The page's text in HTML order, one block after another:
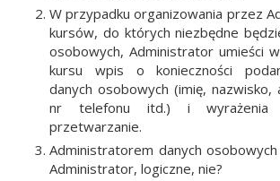
W przy­pad­ku orga­ni­zo­wa­nia przez
kur­sów, do któ­rych nie­zbęd­ne
oso­bo­wych, Admi­ni­stra­tor umie­ści
kur­su wpis o koniecz­no­ści
danych oso­bo­wych (imię, nazwi­sko,
nr tele­fo­nu itd.) i
przetwarzanie.
Admi­ni­stra­to­rem danych
Admi­ni­stra­tor, logicz­ne, nie?